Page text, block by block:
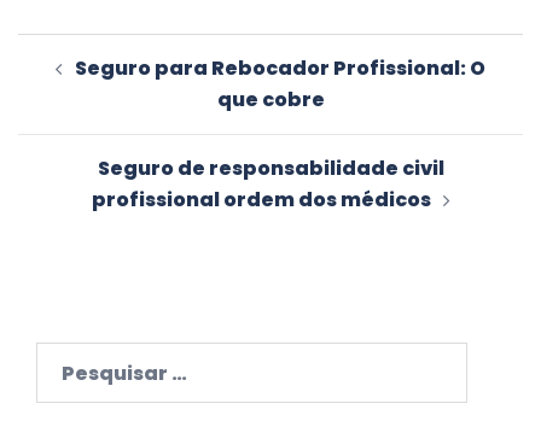
Seguro para Rebocador Profissional: O
que cobre
Seguro de responsabilidade civil
profissional ordem dos médicos
por: